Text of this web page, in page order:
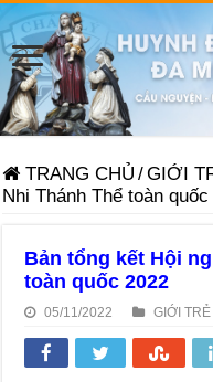
TRANG CHỦ /GIỚI
Nhi Thánh Thể toàn quốc
Bản tổng kết Hội
toàn quốc 2022
05/11/2022 GIỚI TRẺ